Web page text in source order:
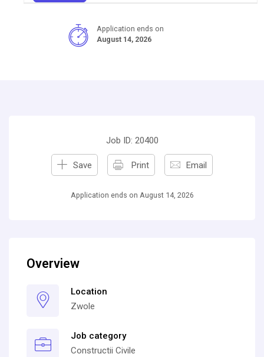
Application ends on
August 14, 2026
Job ID: 20400
Save Print Email
Application ends on August 14, 2026
Overview
Location
Zwole
Job category
Constructii Civile